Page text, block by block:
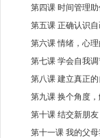
第四课 时间管理
第五课 正确认识自
第六课 情绪，心
第七课 学会自我
第八课 建立真正
第九课 换个角度
第十课 结交新朋友
第十一课 我的父